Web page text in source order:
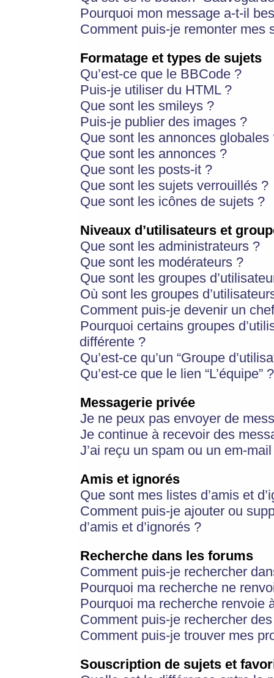
Pourquoi mon message a-t-il
Comment puis-je remonter mes
Formatage et types de sujets
Qu’est-ce que le BBCode ?
Puis-je utiliser du HTML ?
Que sont les smileys ?
Puis-je publier des images ?
Que sont les annonces globales
Que sont les annonces ?
Que sont les posts-it ?
Que sont les sujets verrouillés ?
Que sont les icônes de sujets ?
Niveaux d’utilisateurs et
Que sont les administrateurs ?
Que sont les modérateurs ?
Que sont les groupes
Où sont les groupes
Comment puis-je devenir un
Pourquoi certains groupes
différente ?
Qu’est-ce qu’un “Groupe
Qu’est-ce que le lien “L’équipe” ?
Messagerie privée
Je ne peux pas envoyer de
Je continue à recevoir des
J’ai reçu un spam ou un em-
Amis et ignorés
Que sont mes listes d’amis et
Comment puis-je ajouter ou
d’amis et d’ignorés ?
Recherche dans les forums
Comment puis-je rechercher
Pourquoi ma recherche ne
Pourquoi ma recherche renvoie
Comment puis-je rechercher
Comment puis-je trouver mes
Souscription de sujets et